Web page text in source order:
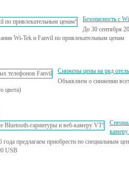
Безопасность с
До 30 сентября
Wi-Tek и Fanvil по привлекательным ценам
Снижены цены на ряд
Объявляем о снижении
цвета)
предлагаем приобрести по специальным
USB